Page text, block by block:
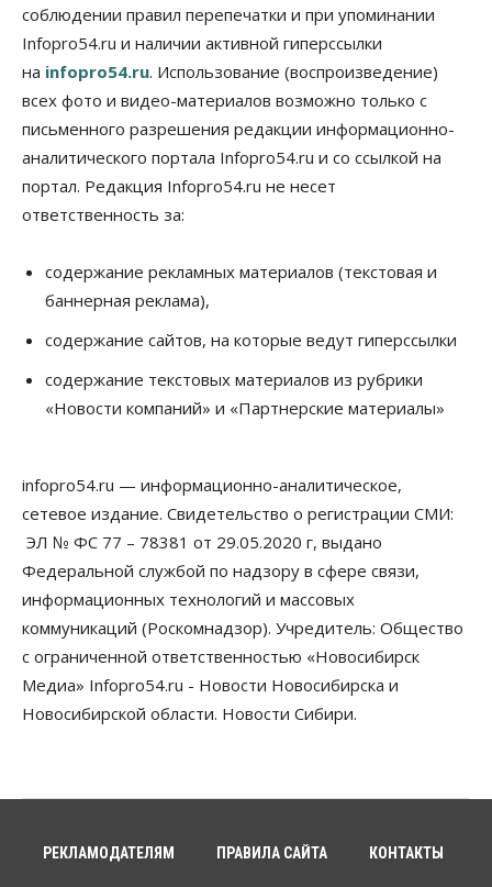
Бизнес Общество
Новосибирцы стали реже оформлять
дома по упрощенной схеме
07 Августа 2026, 16:00
Общество Право&Порядок
Роспотребнадзор изъял почти полторы тонны
мяса в Новосибирской области
Расходы новосибирцев на спорт выросли на 40%
за полгода
07 Августа 2026, 14:35
07 Августа 2026, 14:00
07 Августа 2026, 13:55
Авто Общество
Треть автовладельцев в Новосибирской области
«поставили машины на прикол»
07 Августа 2026, 13:00
Власть
Школы, библиотеки, пешеходные тротуары:
депутаты Госдумы контролируют работы на
социальных объектах
07 Августа 2026, 12:35
Синоптики рассказали о погоде в Новосибирске
соблюдении правил перепечатки и при упоминании
Infopro54.ru и наличии активной гиперссылки
на infopro54.ru. Использование (воспроизведение)
всех фото и видео-материалов возможно только с
письменного разрешения редакции информационно-
аналитического портала Infopro54.ru и со ссылкой на
портал. Редакция Infopro54.ru не несет
ответственность за:
содержание рекламных материалов (текстовая и
баннерная реклама),
содержание сайтов, на которые ведут гиперссылки
содержание текстовых материалов из рубрики
«Новости компаний» и «Партнерские материалы»
infopro54.ru — информационно-аналитическое,
сетевое издание. Свидетельство о регистрации СМИ:
ЭЛ № ФС 77 – 78381 от 29.05.2020 г, выдано
Федеральной службой по надзору в сфере связи,
информационных технологий и массовых
коммуникаций (Роскомнадзор). Учредитель: Общество
с ограниченной ответственностью «Новосибирск
Медиа» Infopro54.ru - Новости Новосибирска и
Новосибирской области. Новости Сибири.
РЕКЛАМОДАТЕЛЯМ ПРАВИЛА САЙТА КОНТАКТЫ